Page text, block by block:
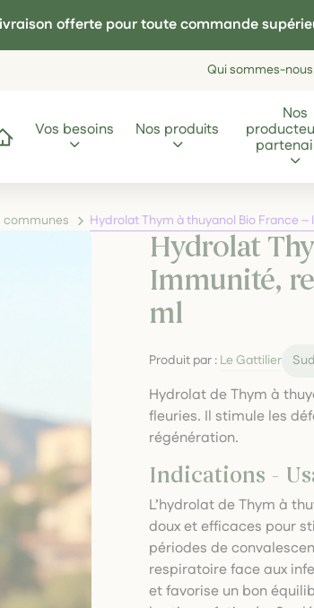
offerte pour toute commande
Qui sommes-nous
Vos besoins Nos produits
Nos
communes Hydrolat Thym à thuyanol Bio France
Hydrolat
Immunité,
ml
Produit par : Le Gattilier
Hydrolat de Thym à
fleuries. Il stimule les
régénération.
Indications -
L’hydrolat de Thym à
doux et efficaces pour
périodes de
respiratoire face aux
et favorise un bon